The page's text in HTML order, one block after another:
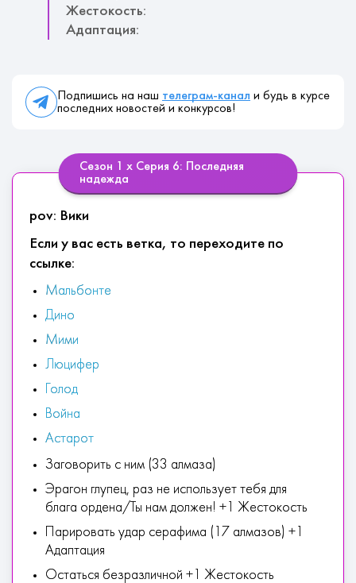
Жестокость:
Адаптация:
Подпишись на наш телеграм-канал и будь в курсе
последних новостей и конкурсов!
Сезон 1 х Серия 6: Последняя
надежда
pov: Вики
Если у вас есть ветка, то переходите по
ссылке:
Мальбонте
Дино
Мими
Люцифер
Голод
Война
Астарот
Заговорить с ним (33 алмаза)
Эрагон глупец, раз не использует тебя для
блага ордена/Ты нам должен! +1 Жестокость
Парировать удар серафима (17 алмазов) +1
Адаптация
Остаться безразличной +1 Жестокость